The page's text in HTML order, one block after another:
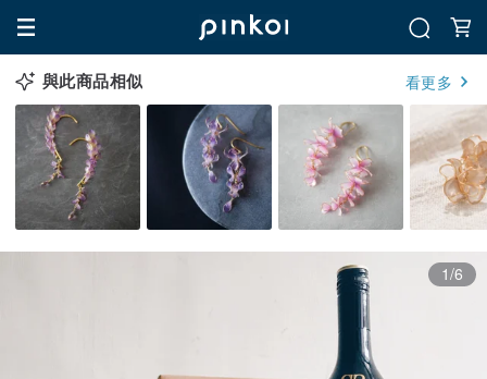
與此商品相似 看更多
1/6